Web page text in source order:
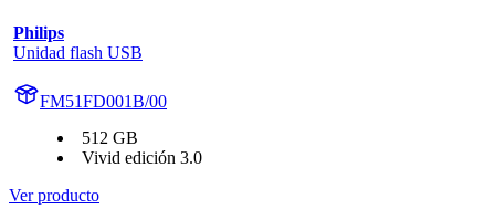
Philips
Unidad flash USB
FM51FD001B/00
512 GB
Vivid edición 3.0
Ver producto